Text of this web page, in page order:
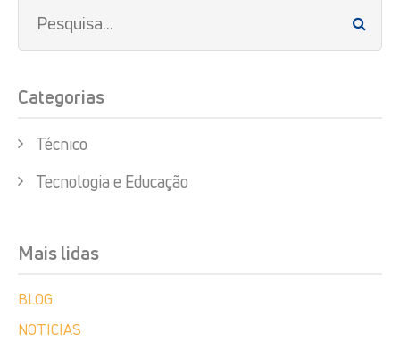
Categorias
Técnico
Tecnologia e Educação
Mais lidas
BLOG
NOTICIAS